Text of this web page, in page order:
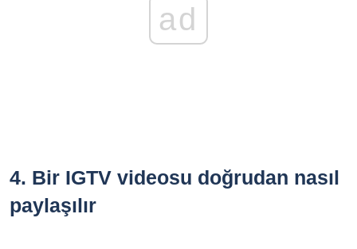
ad
4. Bir IGTV videosu doğrudan nasıl
paylaşılır